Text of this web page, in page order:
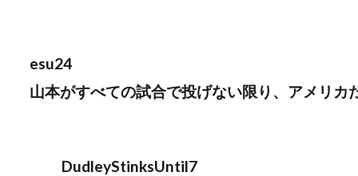
esu24
山本がすべての試合で投げない限り、アメリカ
DudleyStinksUntil7